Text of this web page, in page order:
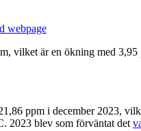
webpage
vilket är en ökning med
ppm i december 2023,
2023 blev som förväntat det